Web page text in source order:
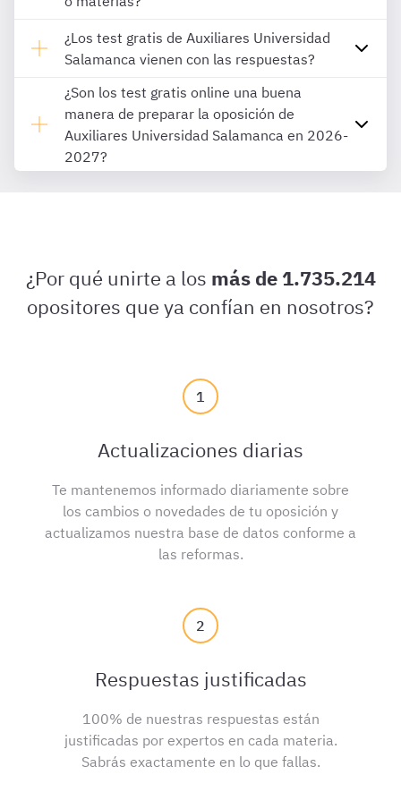
¿Los test gratis de Auxiliares Universidad
Salamanca vienen con las respuestas?
¿Son los test gratis online una buena
manera de preparar la oposición de
Auxiliares Universidad Salamanca en 2026-
2027?
¿Por qué unirte a los más de 1.735.214
opositores que ya confían en nosotros?
1
Actualizaciones diarias
Te mantenemos informado diariamente sobre
los cambios o novedades de tu oposición y
actualizamos nuestra base de datos conforme a
las reformas.
2
Respuestas justificadas
100% de nuestras respuestas están
justificadas por expertos en cada materia.
Sabrás exactamente en lo que fallas.